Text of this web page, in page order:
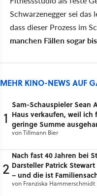
Schwarzenegger sei das
dass dieser Prozess im
manchen Fällen sogar
MEHR KINO-NEWS AUF
1
Sam-Schauspieler Sean
Haus verkaufen, weil ich
geringe Summe
vonTillmann Bier
2
Nach fast 40 Jahren bei
Darsteller Patrick
– und die ist
von Franziska Hammerschmidt